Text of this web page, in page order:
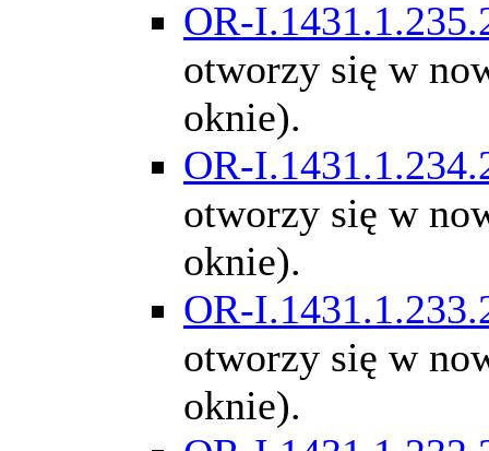
OR-
otworzy się w
oknie).
OR-
otworzy się w
oknie).
OR-
otworzy się w
oknie).